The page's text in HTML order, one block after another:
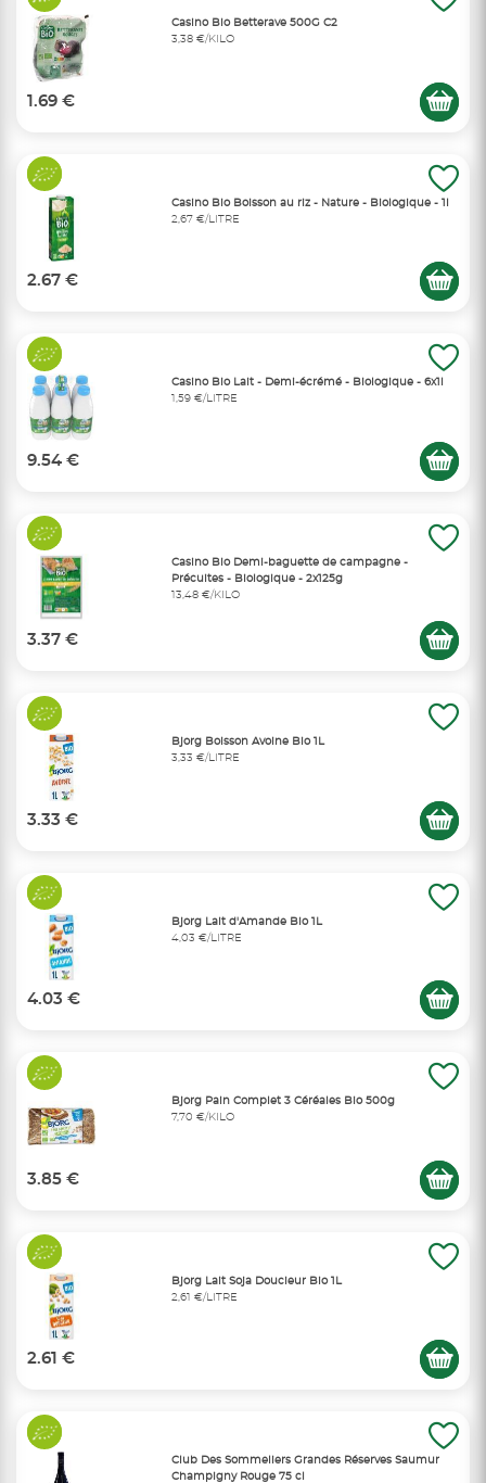
Casino Bio Betterave 500G C2
3,38 €/KILO
1.69 €
Casino Bio Boisson au riz - Nature - Biologique - 1l
2,67 €/LITRE
2.67 €
Casino Bio Lait - Demi-écrémé - Biologique - 6x1l
1,59 €/LITRE
9.54 €
Casino Bio Demi-baguette de campagne -
Précuites - Biologique - 2x125g
13,48 €/KILO
3.37 €
Bjorg Boisson Avoine Bio 1L
3,33 €/LITRE
3.33 €
Bjorg Lait d'Amande Bio 1L
4,03 €/LITRE
4.03 €
Bjorg Pain Complet 3 Céréales Bio 500g
7,70 €/KILO
3.85 €
Bjorg Lait Soja Doucieur Bio 1L
2,61 €/LITRE
2.61 €
Club Des Sommeliers Grandes Réserves Saumur
Champigny Rouge 75 cl